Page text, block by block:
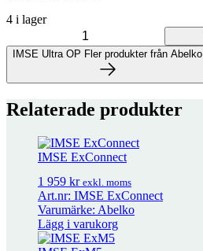
4 i lager
IMSE Ultra OP mängd
IMSE Ultra OP Fler produkter från Abelko
Fler produkter från Abelko
IMSE Ultra OP 4 464
Relaterade produkter
IMSE ExConnect
1 959 kr exkl. moms
Art.nr: IMSE ExConnect
Varumärke: Abelko
Lägg i varukorg